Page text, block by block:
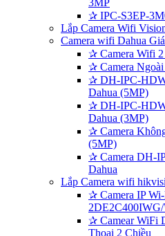
✰ IPC-S3EP-
Lắp Camera Wifi
Camera wifi Dahua
✰ Camera Wifi
✰ Camera
✰ DH-IPC-
Dahua (5MP)
✰ DH-IPC-
Dahua (3MP)
✰ Camera
(5MP)
✰ Camera DH-
Dahua
Lắp Camera wifi
✰ Camera IP
✰ Camear WiFi
Thoại 2 Chiều